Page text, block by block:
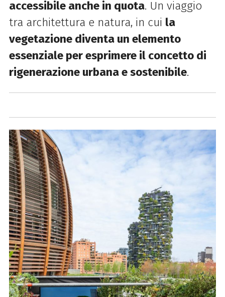
accessibile anche in quota. Un viaggio
tra architettura e natura, in cui la
vegetazione diventa un elemento
essenziale per esprimere il concetto di
rigenerazione urbana e sostenibile.